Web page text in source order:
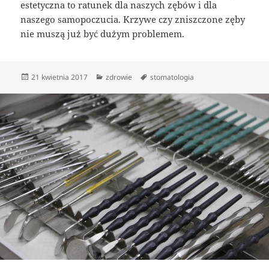
estetyczna to ratunek dla naszych zębów i dla
naszego samopoczucia. Krzywe czy zniszczone zęby
nie muszą już być dużym problemem.
Data
21 kwietnia 2017 Kategorie
zdrowie Tagi
stomatologia